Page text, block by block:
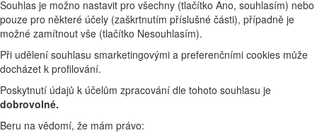
Souhlas je možno nastavit pro všechny (tlačítko Ano, souhlasím) nebo
pouze pro některé účely (zaškrtnutím příslušné části), případně je
možné zamítnout vše (tlačítko Nesouhlasím).
Při udělení souhlasu smarketingovými a preferenčními cookies může
docházet k profilování.
Poskytnutí údajů k účelům zpracování dle tohoto souhlasu je
dobrovolné.
Beru na vědomí, že mám právo: